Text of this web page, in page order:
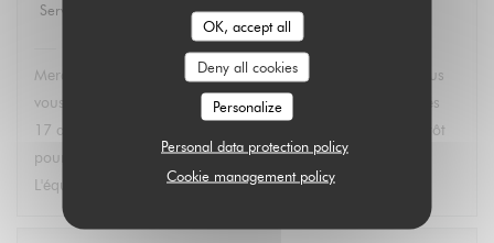
OK, accept all
Deny all cookies
Personalize
Personal data protection policy
Cookie management policy
Service
5/5 Food: 5/5 Value
Aux Dés Calés 17 - Legendre has replied to this review
Merci Caroline pour ces 5 étoiles ! C'est avec plaisir que nous
vous accueillons dans notre Restaurant Bistro Aux Dés Calés
17 au coeur des Epinettes. Nous espérons vous revoir bientôt
pour profiter de notre terrasse et de nos plats faits maison.
L'équipe des Aux Dés Calés vous souhaite une jolie journée